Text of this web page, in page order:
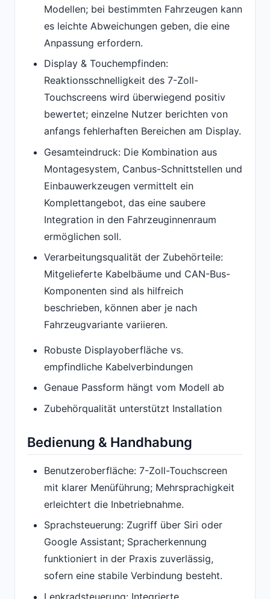
Modellen; bei bestimmten Fahrzeugen kann
es leichte Abweichungen geben, die eine
Anpassung erfordern.
Display & Touchempfinden:
Reaktionsschnelligkeit des 7-Zoll-
Touchscreens wird überwiegend positiv
bewertet; einzelne Nutzer berichten von
anfangs fehlerhaften Bereichen am Display.
Gesamteindruck: Die Kombination aus
Montagesystem, Canbus-Schnittstellen und
Einbauwerkzeugen vermittelt ein
Komplettangebot, das eine saubere
Integration in den Fahrzeuginnenraum
ermöglichen soll.
Verarbeitungsqualität der Zubehörteile:
Mitgelieferte Kabelbäume und CAN-Bus-
Komponenten sind als hilfreich
beschrieben, können aber je nach
Fahrzeugvariante variieren.
Robuste Displayoberfläche vs.
empfindliche Kabelverbindungen
Genaue Passform hängt vom Modell ab
Zubehörqualität unterstützt Installation
Bedienung & Handhabung
Benutzeroberfläche: 7-Zoll-Touchscreen
mit klarer Menüführung; Mehrsprachigkeit
erleichtert die Inbetriebnahme.
Sprachsteuerung: Zugriff über Siri oder
Google Assistant; Spracherkennung
funktioniert in der Praxis zuverlässig,
sofern eine stabile Verbindung besteht.
Lenkradsteuerung: Integrierte